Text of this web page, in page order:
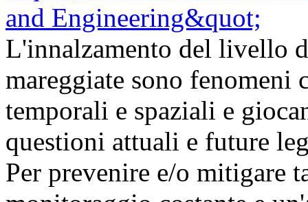
L'innalzamento del livello
mareggiate sono fenomeni
temporali e spaziali e
questioni attuali e future
Per prevenire e/o mitigare